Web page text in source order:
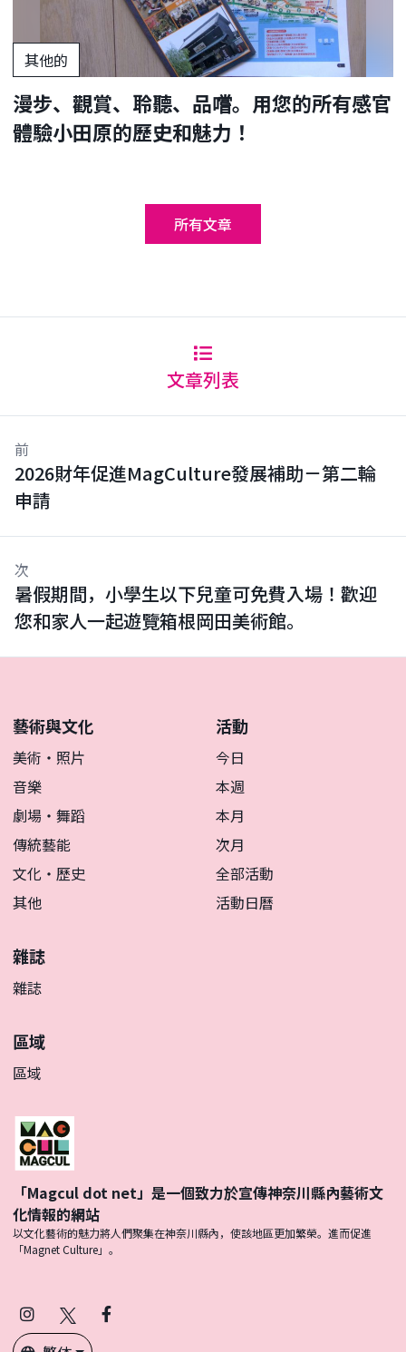
其他的
漫步、觀賞、聆聽、品嚐。用您的所有感官
體驗小田原的歷史和魅力！
所有文章
文章列表
前
2026財年促進MagCulture發展補助－第二輪
申請
次
暑假期間，小學生以下兒童可免費入場！歡迎
您和家人一起遊覽箱根岡田美術館。
藝術與文化
美術・照片
音樂
劇場・舞蹈
傳統藝能
文化・歷史
其他
活動
今日
本週
本月
次月
全部活動
活動日曆
雜誌
雜誌
區域
區域
「Magcul dot net」是一個致力於宣傳神奈川縣內藝術文
化情報的網站
以文化藝術的魅力將人們聚集在神奈川縣內，使該地區更加繁榮。進而促進
「Magnet Culture」。
Instagram
(Twitter)
Facebook